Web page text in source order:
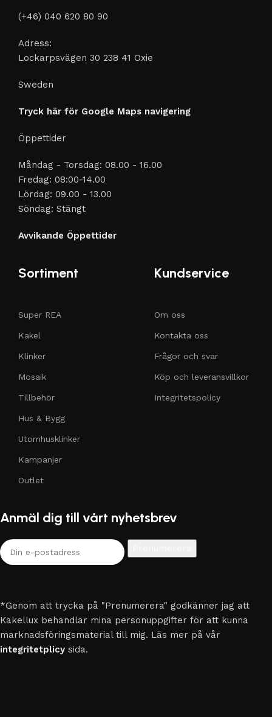
(+46) 040 620 80 90
Adress:
Lockarpsvägen 30 238 41 Oxie
Sweden
Tryck här för Google Maps navigering
Öppettider
Måndag - Torsdag: 08.00 - 16.00
Fredag: 08:00-14.00
Lördag: 09.00 - 13.00
Söndag: Stängt
Avvikande Öppettider
Sortiment
Super REA
Kakel
Klinker
Mosaik
Tillbehör
Hus & Bygg
Utomhusklinker
Kampanjer
Outlet
Kundservice
Om oss
Kontakta oss
Frågor och svar
Köp och leveransvillkor
Integritetspolicy
Anmäl dig till vårt nyhetsbrev
*Genom att trycka på "Prenumerera" godkänner jag att
Kakellux behandlar mina personuppgifter för att kunna
marknadsföringsmaterial till mig. Läs mer på vår
integritetplicy sida.